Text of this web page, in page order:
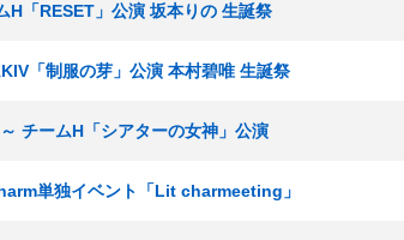
H「RESET」公演 坂本りの 生誕祭
「制服の芽」公演 本村碧唯 生誕祭
チームH「シアターの女神」公演
単独イベント「Lit charmeeting」